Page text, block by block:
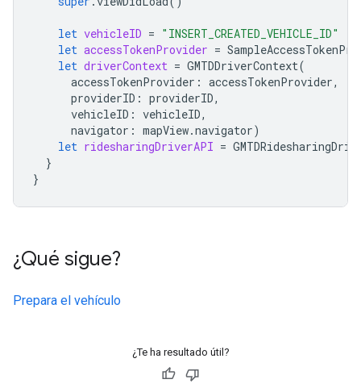
let vehicleID = "INSERT_CREATED_VEHICLE_ID"
let accessTokenProvider =
let driverContext = GMTDDriverContext(
accessTokenProvider : accessTokenProvider,
providerID : providerID,
vehicleID : vehicleID,
navigator : mapView.navigator)
let ridesharingDriverAPI =
}
}
¿Qué sigue?
Prepara el vehículo
¿Te ha resultado útil?